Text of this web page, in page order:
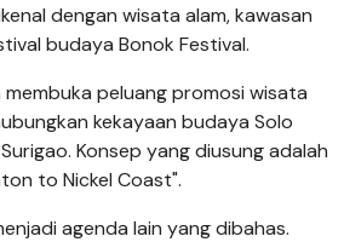
dengan wisata alam, kawasan
budaya Bonok Festival.
membuka peluang promosi wisata
kekayaan budaya Solo
Konsep yang diusung adalah
to Nickel Coast".
agenda lain yang dibahas.